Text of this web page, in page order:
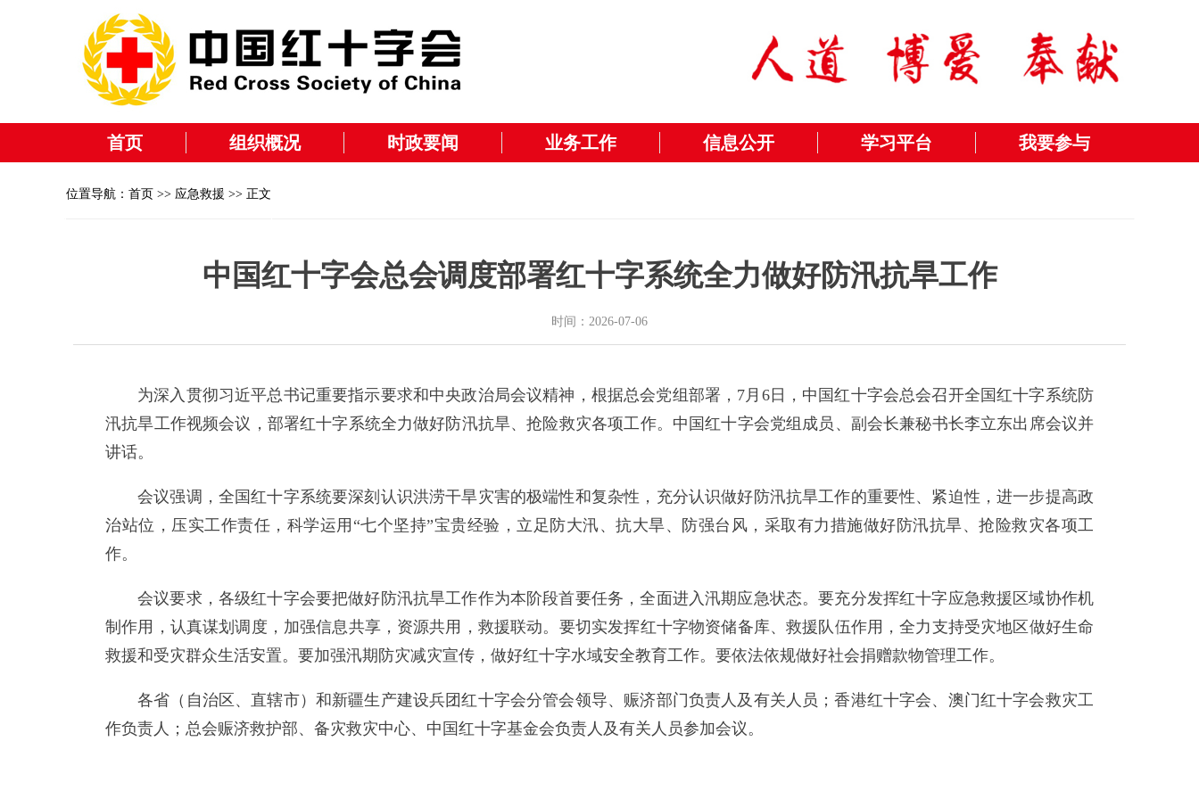
首页 组织概况 时政要闻 业务工作 信息公开 学习平台 我要参与
位置导航： 首页 >> 应急救援 >> 正文
中国红十字会总会调度部署红十字系统全力做好防汛抗旱工作
时间：2026-07-06
为深入贯彻习近平总书记重要指示要求和中央政治局会议精神，根据总会党组部署，7月6日，中国红十字会总会召开全国红十字系统防
汛抗旱工作视频会议，部署红十字系统全力做好防汛抗旱、抢险救灾各项工作。中国红十字会党组成员、副会长兼秘书长李立东出席会议并
讲话。
会议强调，全国红十字系统要深刻认识洪涝干旱灾害的极端性和复杂性，充分认识做好防汛抗旱工作的重要性、紧迫性，进一步提高政
治站位，压实工作责任，科学运用“七个坚持”宝贵经验，立足防大汛、抗大旱、防强台风，采取有力措施做好防汛抗旱、抢险救灾各项工
作。
会议要求，各级红十字会要把做好防汛抗旱工作作为本阶段首要任务，全面进入汛期应急状态。要充分发挥红十字应急救援区域协作机
制作用，认真谋划调度，加强信息共享，资源共用，救援联动。要切实发挥红十字物资储备库、救援队伍作用，全力支持受灾地区做好生命
救援和受灾群众生活安置。要加强汛期防灾减灾宣传，做好红十字水域安全教育工作。要依法依规做好社会捐赠款物管理工作。
各省（自治区、直辖市）和新疆生产建设兵团红十字会分管会领导、赈济部门负责人及有关人员；香港红十字会、澳门红十字会救灾工
作负责人；总会赈济救护部、备灾救灾中心、中国红十字基金会负责人及有关人员参加会议。